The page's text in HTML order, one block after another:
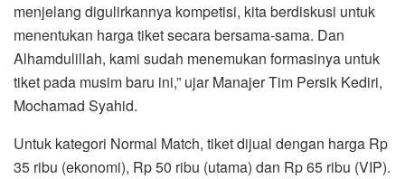
menjelang digulirkannya kompetisi, kita berdiskusi untuk
menentukan harga tiket secara bersama-sama. Dan
Alhamdulillah, kami sudah menemukan formasinya untuk
tiket pada musim baru ini,” ujar Manajer Tim Persik Kediri,
Mochamad Syahid.
Untuk kategori Normal Match, tiket dijual dengan harga Rp
35 ribu (ekonomi), Rp 50 ribu (utama) dan Rp 65 ribu (VIP).